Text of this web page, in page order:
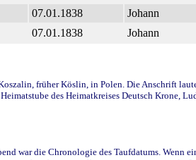
07.01.1838 Johann
07.01.1838 Johann
früher Köslin, in Polen. Die Anschrift
des Heimatkreises Deutsch Krone,
war die Chronologie des Taufdatums.